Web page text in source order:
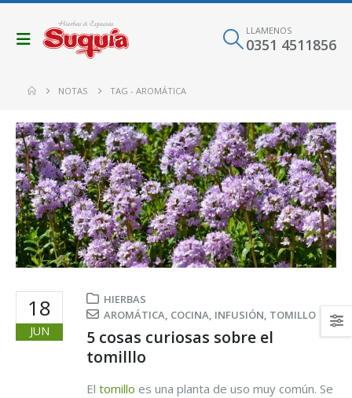
LLAMENOS
0351 4511856
NOTAS TAG -AROMÁTICA
18
JUN
HIERBAS
AROMÁTICA, COCINA, INFUSIÓN, TOMILLO
5 cosas curiosas sobre el
tomilllo
El tomillo es una planta de uso muy común. Se